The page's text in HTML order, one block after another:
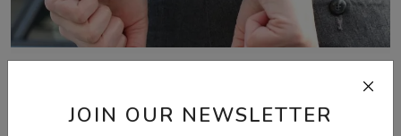
JOIN OUR NEWSLETTER
ਅੰਮ੍ਰਿਤਸਰ 'ਚ ਸਰਹੱਦ ਪਾਰੋਂ ਨਸ਼ੇ ਤੇ ਹਥਿਆਰਾਂ ਦੀ ਤਸਕਰੀ ਕਰਨ